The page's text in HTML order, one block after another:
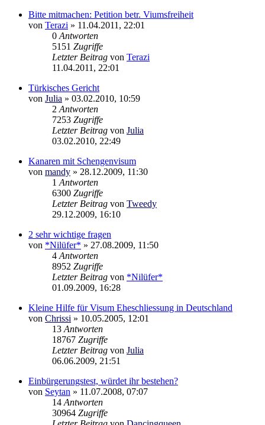
Bitte mitmachen: Petition betr. Viumsfreiheit
von Terazi » 11.04.2011, 22:01
0 Antworten
5151 Zugriffe
Letzter Beitrag von Terazi
11.04.2011, 22:01
Türkisches Gericht
von Julia » 03.02.2010, 10:59
2 Antworten
7253 Zugriffe
Letzter Beitrag von Julia
03.02.2010, 22:49
Kanaren mit Schengenvisum
von mandy » 28.12.2009, 11:30
1 Antworten
6300 Zugriffe
Letzter Beitrag von Tweedy
29.12.2009, 16:10
2 sehr wichtige fragen
von *Nilüfer* » 27.08.2009, 11:50
4 Antworten
8952 Zugriffe
Letzter Beitrag von *Nilüfer*
01.09.2009, 16:28
Kleine Hilfe für Visum Eheschliessung in Deutschland
von Chrissi » 10.05.2005, 12:01
13 Antworten
18767 Zugriffe
Letzter Beitrag von Julia
06.06.2009, 21:51
Einbürgerungstest, würdet ihr bestehen?
von Seytan » 11.07.2008, 07:07
14 Antworten
30964 Zugriffe